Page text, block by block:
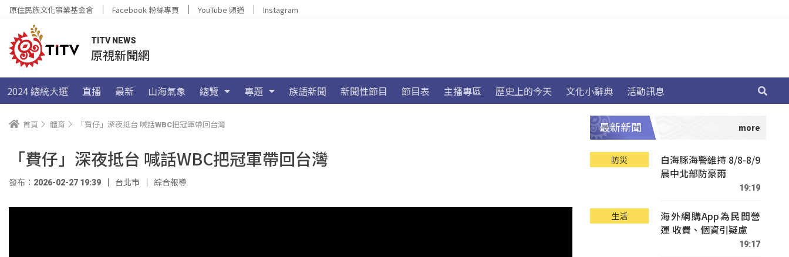
原住民族文化事業基金會 Facebook 粉絲專頁 YouTube 頻道 Instagram
TITV NEWS
原視新聞網
2024 總統大選 直播 最新 山海氣象 總覽 專題 族語新聞 新聞性節目 節目表 主播專區 歷史上的今天 文化小辭典 活動訊息
首頁 體育 「費仔」深夜抵台 喊話WBC把冠軍帶回台灣
「費仔」深夜抵台 喊話WBC把冠軍帶回台灣
發布：2026-02-27 19:39 台北市 綜合報導
最新新聞
防災
白海豚海警維持 8/8-8/9
晨中北部防豪雨
19:19
生活
海外網購App為民間營
運 收費、個資引疑慮
19:17